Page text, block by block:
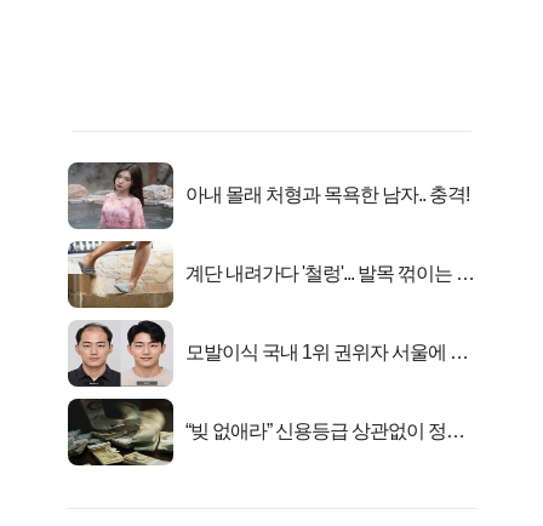
아내 몰래 처형과 목욕한 남자.. 충격!
계단 내려가다 '철렁'... 발목 꺾이는 이
모발이식 국내 1위 권위자 서울에 있
“빚 없애라” 신용등급 상관없이 정부